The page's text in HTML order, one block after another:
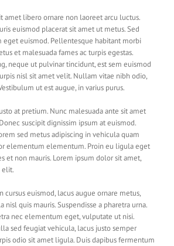
amet libero ornare non laoreet arcu luctus.
euismod placerat sit amet ut metus. Sed
euismod. Pellentesque habitant morbi
et malesuada fames ac turpis egestas.
neque ut pulvinar tincidunt, est sem euismod
nisl sit amet velit. Nullam vitae nibh odio,
ut est augue, in varius purus.
at pretium. Nunc malesuada ante sit amet
suscipit dignissim ipsum at euismod.
sed metus adipiscing in vehicula quam
elementum elementum. Proin eu ligula eget
et non mauris. Lorem ipsum dolor sit amet,
elit.
cursus euismod, lacus augue ornare metus,
quis mauris. Suspendisse a pharetra urna.
nec elementum eget, vulputate ut nisi.
sed feugiat vehicula, lacus justo semper
odio sit amet ligula. Duis dapibus fermentum